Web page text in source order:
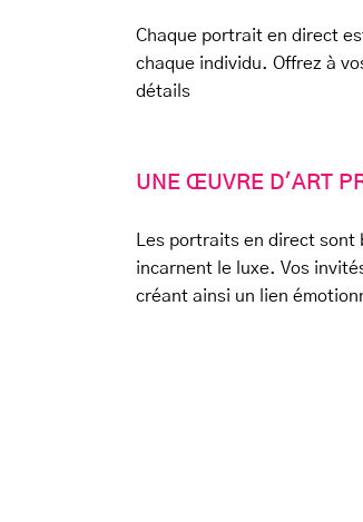
Chaque portrait en direct
chaque individu. Offrez à
détails
UNE ŒUVRE D'ART
Les portraits en direct
incarnent le luxe. Vos
créant ainsi un lien